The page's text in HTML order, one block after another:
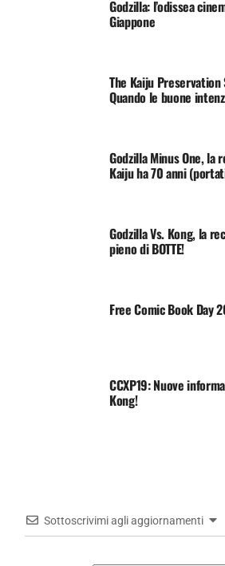
Godzilla: l’odissea
Giappone
The Kaiju
Quando le buone
Godzilla Minus One, la
Kaiju ha 70 anni
Godzilla Vs. Kong, la
pieno di BOTTE!
Free Comic Book Day
CCXP19: Nuove
Kong!
Sottoscrivimi agli aggiornamenti